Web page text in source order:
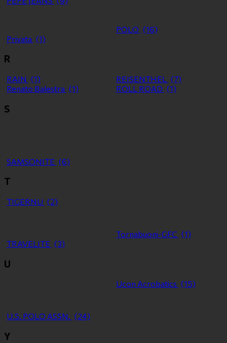
POLO (16)
Privata (1)
R
RAIN (1) REISENTHEL (7)
Renato Balestra (1) ROLL ROAD (1)
S
SAMSONITE (6)
T
TIGERNU (2)
Tornabuoni-GFC (1)
TRAVELITE (3)
U
U.S. POLO ASSN. (24)
Ucon Acrobatics (15)
Y